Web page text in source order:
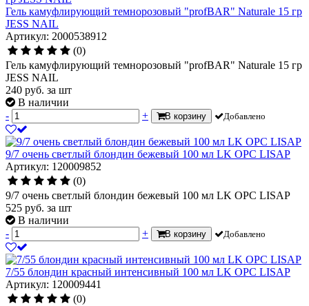
Гель камуфлирующий темнорозовый "profBAR" Naturale 15 гр
JESS NAIL
Артикул: 2000538912
(0)
Гель камуфлирующий темнорозовый "profBAR" Naturale 15 гр
JESS NAIL
240 руб. за шт
В наличии
-
+ В корзину Добавлено
9/7 очень светлый блондин бежевый 100 мл LK OPC LISAP
Артикул: 120009852
(0)
9/7 очень светлый блондин бежевый 100 мл LK OPC LISAP
525 руб. за шт
В наличии
-
+ В корзину Добавлено
7/55 блондин красный интенсивный 100 мл LK OPC LISAP
Артикул: 120009441
(0)